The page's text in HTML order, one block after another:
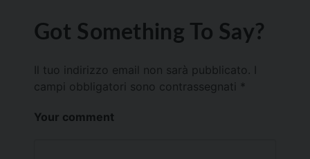
Got Something To Say?
Il tuo indirizzo email non sarà pubblicato.
campi obbligatori sono contrassegnati *
Your comment